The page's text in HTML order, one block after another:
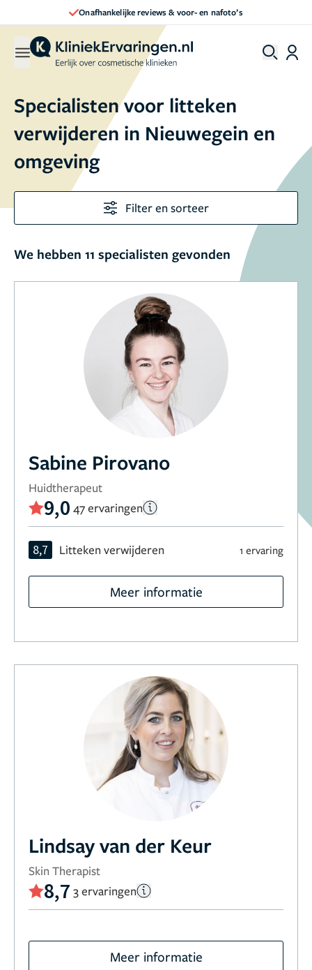
Onafhankelijke reviews & voor- en nafoto’s
Specialisten voor litteken
verwijderen in Nieuwegein en
omgeving
Filter en sorteer
We hebben 11 specialisten gevonden
Sabine Pirovano
Huidtherapeut
9,0 47 ervaringen
8,7 Litteken verwijderen 1 ervaring
Meer informatie
Lindsay van der Keur
Skin Therapist
8,7 3 ervaringen
Meer informatie